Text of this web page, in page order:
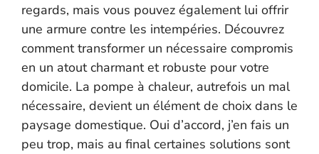
regards, mais vous pouvez également lui offrir
une armure contre les intempéries. Découvrez
comment transformer un nécessaire compromis
en un atout charmant et robuste pour votre
domicile. La pompe à chaleur, autrefois un mal
nécessaire, devient un élément de choix dans le
paysage domestique. Oui d’accord, j’en fais un
peu trop, mais au final certaines solutions sont